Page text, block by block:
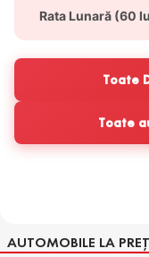
Rata Lunară (60
Toate
Toate
AUTOMOBILE LA